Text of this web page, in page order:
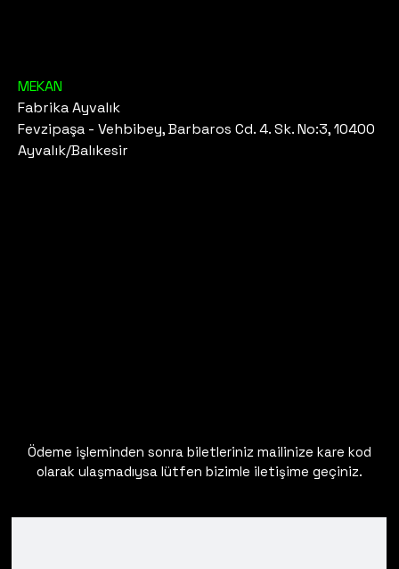
MEKAN
Fabrika Ayvalık
Fevzipaşa - Vehbibey, Barbaros Cd. 4. Sk. No:3, 10400
Ayvalık/Balıkesir
Ödeme işleminden sonra biletleriniz mailinize kare kod
olarak ulaşmadıysa lütfen bizimle iletişime geçiniz.